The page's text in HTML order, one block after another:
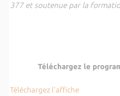
377 et soutenue par la
Téléchargez le
Téléchargez l'affiche